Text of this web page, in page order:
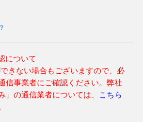
について
きない場合もございますので、必
信事業者にご確認ください。弊社
」の通信業者については、
こちら